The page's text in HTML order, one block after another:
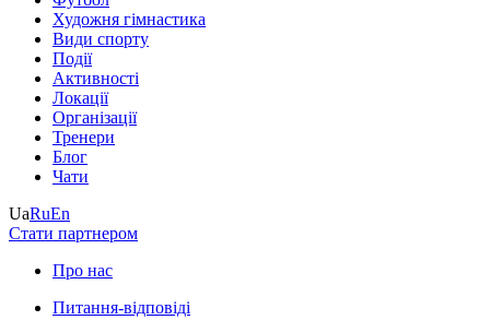
Художня гімнастика
Види спорту
Події
Активності
Локації
Організації
Тренери
Блог
Чати
UaRuEn
Стати партнером
Про нас
Питання-відповіді